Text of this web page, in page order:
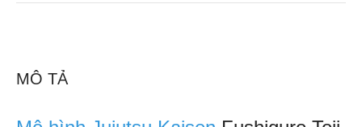
MÔ TẢ